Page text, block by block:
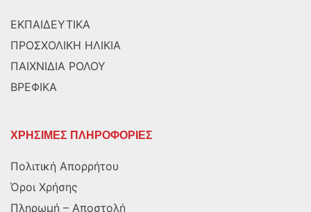
ΕΚΠΑΙΔΕΥΤΙΚΑ
ΠΡΟΣΧΟΛΙΚΗ ΗΛΙΚΙΑ
ΠΑΙΧΝΙΔΙΑ ΡΟΛΟΥ
ΒΡΕΦΙΚΑ
ΧΡΗΣΙΜΕΣ ΠΛΗΡΟΦΟΡΙΕΣ
Πολιτική Απορρήτου
Όροι Χρήσης
Πληρωμή – Αποστολή